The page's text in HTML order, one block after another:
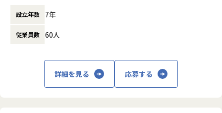
昨年度有給取得率８０％以上。プライベートも充実し、やり
ンと安定した納得の給与も得ることが可能です。
【業務の変更の範囲】
装
▼ビジネスサイド（PdM・経営層）と連携した技術的アプロ
ーチの策定
採用管理システムで、企業が効率的かつ効果
します。sonar ATSは、応募者の管理、面接
ます。また、AIを活用したエントリーシート
選考支援機能も搭載しており、企業の採用活
動をさらに効率化します。
設立年数 7年
従業員数 60人
詳細を見る 応募する